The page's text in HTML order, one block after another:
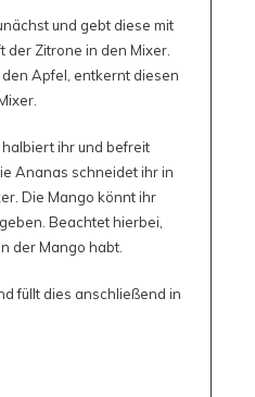
und gebt diese mit
der Zitrone in den Mixer.
Apfel, entkernt diesen
ihr und befreit
Ananas schneidet ihr in
Die Mango könnt ihr
Beachtet hierbei,
der Mango habt.
füllt dies anschließend in